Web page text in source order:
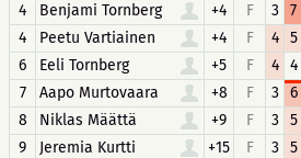
4
Benjami Tornberg +4 F 3 7
4
Peetu Vartiainen +4 F 4 5
6
Eeli Tornberg +5 F 4 4
7
Aapo Murtovaara +8 F 3 6
8
Niklas Määttä +9 F 3 5
9
Jeremia Kurtti +15 F 3 5